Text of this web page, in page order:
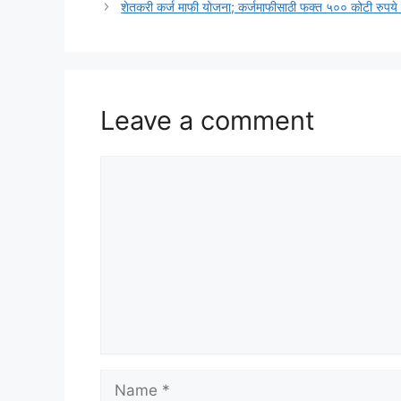
शेतकरी कर्ज माफी योजना; कर्जमाफीसाठी फक्त ५०० कोटी
Leave a comment